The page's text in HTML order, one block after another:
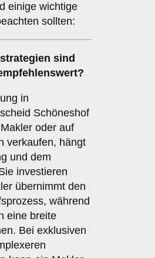
einige wichtige
sollten:
sind
in
Schöneshof
oder auf
verkaufen, hängt
und dem
investieren
übernimmt den
während
eine breite
Bei exklusiven